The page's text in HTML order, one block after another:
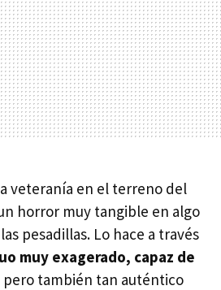
veteranía en el terreno del
horror muy tangible en algo
pesadillas. Lo hace a través
muy exagerado, capaz de
pero también tan auténtico